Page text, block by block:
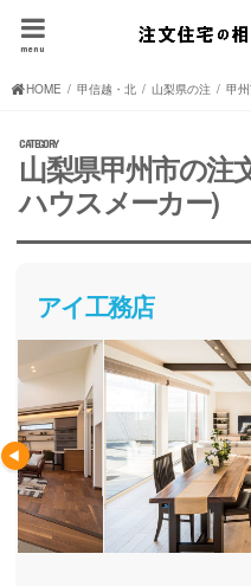
menu
HOME 甲信越・北陸の注文住宅(住宅
山梨県の注文住宅
甲
山梨県甲州市の注
ハウスメーカー)
アイ工務店